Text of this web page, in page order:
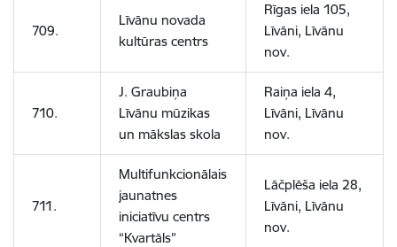
709.
Līvānu novada
kultūras centrs
Rīgas iela 105,
Līvāni, Līvānu
nov.
710.
J. Graubiņa
Līvānu mūzikas
un mākslas skola
Raiņa iela 4,
Līvāni, Līvānu
nov.
711.
Multifunkcionālais
jaunatnes
iniciatīvu centrs
“Kvartāls”
Lāčplēša iela 28,
Līvāni, Līvānu
nov.